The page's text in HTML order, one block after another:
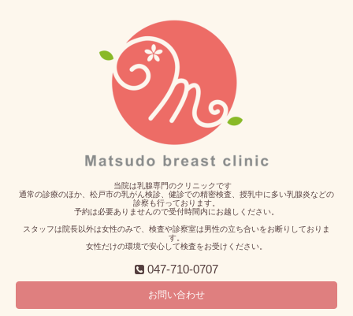
当院は乳腺専門のクリニックです
通常の診療のほか、松戸市の乳がん検診、健診での精密検査、授乳中に多い乳腺炎などの
診察も行っております。
予約は必要ありませんので受付時間内にお越しください。
スタッフは院長以外は女性のみで、検査や診察室は男性の立ち合いをお断りしておりま
す。
女性だけの環境で安心して検査をお受けください。
047-710-0707
お問い合わせ